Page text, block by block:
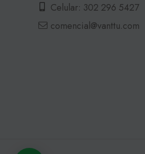
Celular: 302 296 5427
comencial@vanttu.com